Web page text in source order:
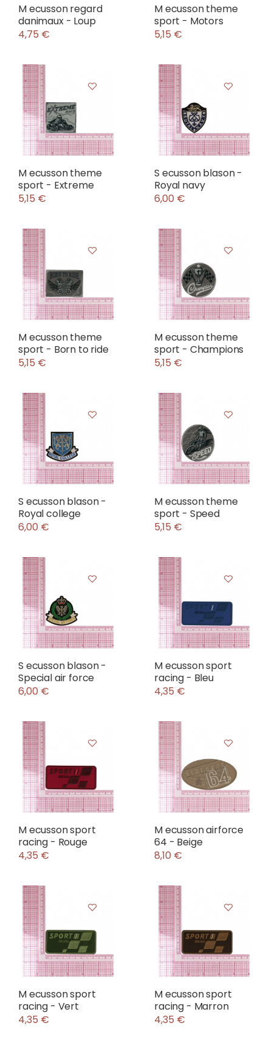
M ecusson regard
danimaux - Loup
4,75 €
M ecusson theme
sport - Motors
5,15 €
M ecusson theme
sport - Extreme
5,15 €
S ecusson blason -
Royal navy
6,00 €
M ecusson theme
sport - Born to ride
5,15 €
M ecusson theme
sport - Champions
5,15 €
S ecusson blason -
Royal college
6,00 €
M ecusson theme
sport - Speed
5,15 €
S ecusson blason -
Special air force
6,00 €
M ecusson sport
racing - Bleu
4,35 €
M ecusson sport
racing - Rouge
4,35 €
M ecusson airforce
64 - Beige
8,10 €
M ecusson sport
racing - Vert
4,35 €
M ecusson sport
racing - Marron
4,35 €